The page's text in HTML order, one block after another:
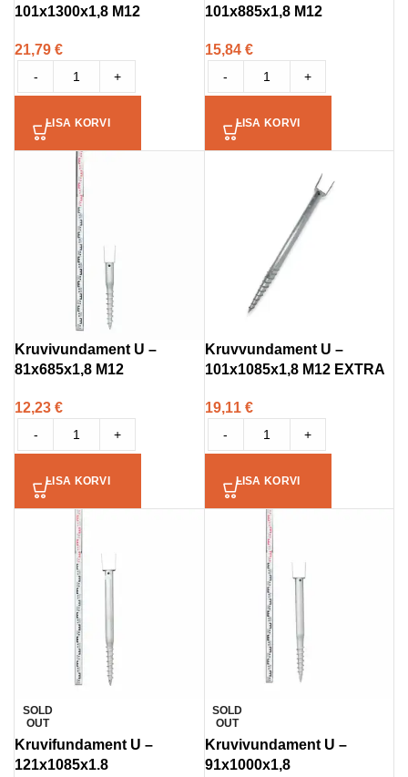
101x1300x1,8 M12
21,79 €
- +
LISA KORVI
101x885x1,8 M12
15,84 €
- +
LISA KORVI
Kruvivundament U –
81x685x1,8 M12
12,23 €
- +
LISA KORVI
Kruvvundament U –
101x1085x1,8 M12 EXTRA
19,11 €
- +
LISA KORVI
SOLD
OUT
Kruvifundament U –
121x1085x1.8
SOLD
OUT
Kruvivundament U –
91x1000x1,8